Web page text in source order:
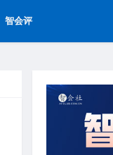
智会评